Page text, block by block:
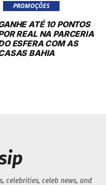
PROMOÇÕES
ATÉ 10 PONTOS
REAL NA PARCERIA
ESFERA COM AS
BAHIA
celebrities, celeb news, and